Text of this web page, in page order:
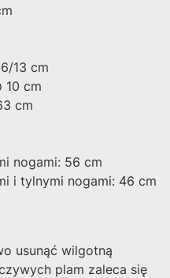
13 cm
10 cm
cm
nogami: 56 cm
i tylnymi nogami: 46 cm
usunąć wilgotną
plam zaleca się